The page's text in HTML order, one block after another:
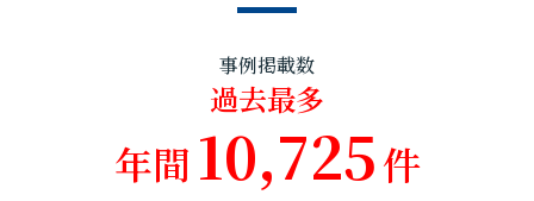
事例掲載数
過去最多
年間 10,725件